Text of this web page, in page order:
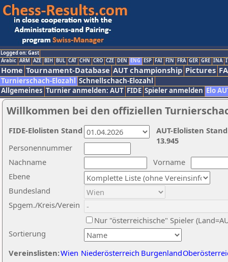
Logged on: Gast
Arabic ARM AZE BIH BUL CAT CHN CRO CZE DEN ENG ESP FAI FIN FRA GER GRE INA
Home Tournament-Database AUT championship Pictures
Turnierschach-Elozahl Schnellschach-Elozahl
Allgemeines Turnier anmelden: AUT FIDE Spieler anmelden Elo
Willkommen bei den offiziellen
Nachname
Vorname
Ebene
Sortierung
Personennummer
Bundesland
Spgem./Kreis/Verein
Nur "österreichische" Spieler
Vereinslisten:Wien Niederösterreich Burgenland
AUT-Elolisten
13.945
FIDE-Elolisten Stand